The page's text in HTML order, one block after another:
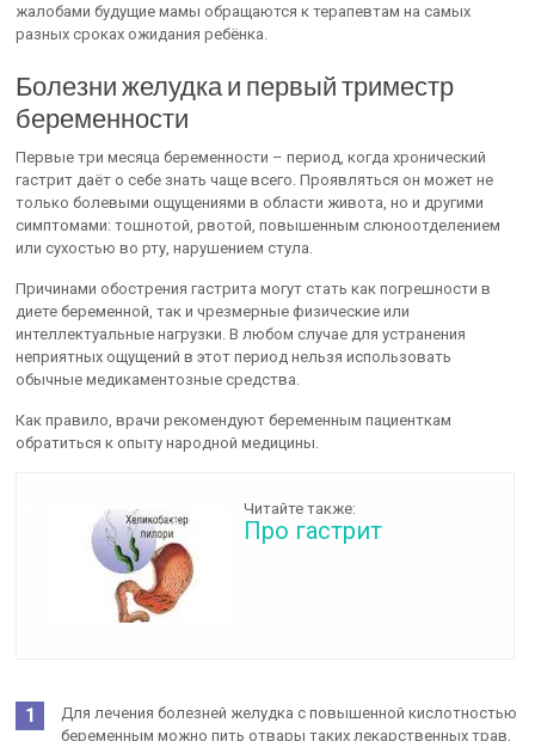
жалобами будущие мамы обращаются к терапевтам на самых
разных сроках ожидания ребёнка.
Болезни желудка и первый триместр
беременности
Первые три месяца беременности – период, когда хронический
гастрит даёт о себе знать чаще всего. Проявляться он может не
только болевыми ощущениями в области живота, но и другими
симптомами: тошнотой, рвотой, повышенным слюноотделением
или сухостью во рту, нарушением стула.
Причинами обострения гастрита могут стать как погрешности в
диете беременной, так и чрезмерные физические или
интеллектуальные нагрузки. В любом случае для устранения
неприятных ощущений в этот период нельзя использовать
обычные медикаментозные средства.
Как правило, врачи рекомендуют беременным пациенткам
обратиться к опыту народной медицины.
Читайте также:
Про гастрит
Для лечения болезней желудка с повышенной кислотностью
беременным можно пить отвары таких лекарственных трав,